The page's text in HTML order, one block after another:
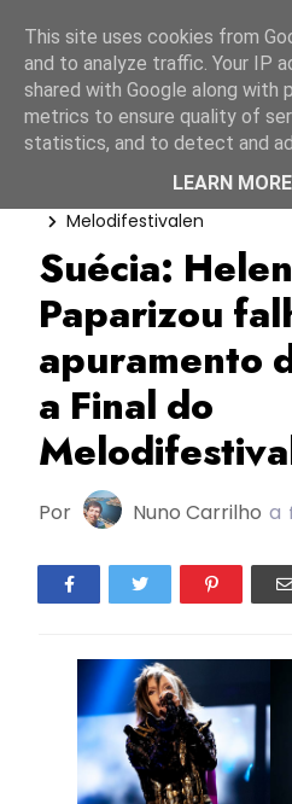
Helena
Melodifestivalen
Suécia:
Paparizou
apuramento
a Final do
Por Nuno Carrilho a
This site uses cookies from
and to analyze traffic. Your IP
shared with Google along with
metrics to ensure quality of
statistics, and to detect and
LEARN MORE